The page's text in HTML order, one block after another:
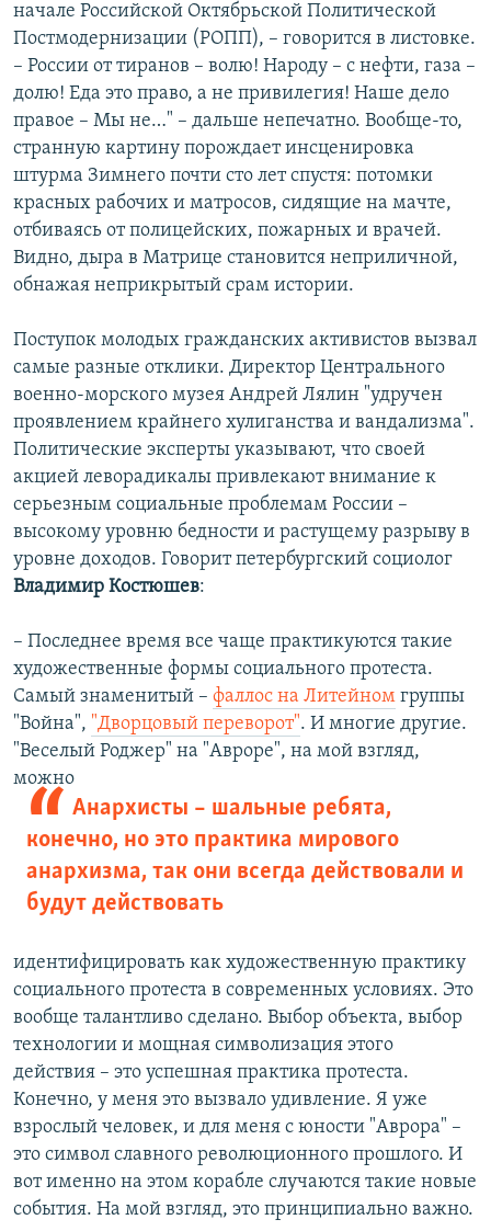
начале Российской Октябрьской Политической
Постмодернизации (РОПП), – говорится в листовке.
– России от тиранов – волю! Народу – с нефти, газа –
долю! Еда это право, а не привилегия! Наше дело
правое – Мы не…" – дальше непечатно. Вообще-то,
странную картину порождает инсценировка
штурма Зимнего почти сто лет спустя: потомки
красных рабочих и матросов, сидящие на мачте,
отбиваясь от полицейских, пожарных и врачей.
Видно, дыра в Матрице становится неприличной,
обнажая неприкрытый срам истории.
Поступок молодых гражданских активистов вызвал
самые разные отклики. Директор Центрального
военно-морского музея Андрей Лялин "удручен
проявлением крайнего хулиганства и вандализма".
Политические эксперты указывают, что своей
акцией леворадикалы привлекают внимание к
серьезным социальные проблемам России –
высокому уровню бедности и растущему разрыву в
уровне доходов. Говорит петербургский социолог
Владимир Костюшев:
– Последнее время все чаще практикуются такие
художественные формы социального протеста.
Самый знаменитый – фаллос на Литейном группы
"Война", "Дворцовый переворот". И многие другие.
"Веселый Роджер" на "Авроре", на мой взгляд,
можно
Анархисты – шальные ребята,
конечно, но это практика мирового
анархизма, так они всегда действовали и
будут действовать
идентифицировать как художественную практику
социального протеста в современных условиях. Это
вообще талантливо сделано. Выбор объекта, выбор
технологии и мощная символизация этого
действия – это успешная практика протеста.
Конечно, у меня это вызвало удивление. Я уже
взрослый человек, и для меня с юности "Аврора" –
это символ славного революционного прошлого. И
вот именно на этом корабле случаются такие новые
события. На мой взгляд, это принципиально важно.